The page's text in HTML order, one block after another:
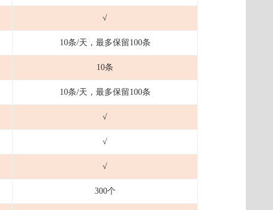
√
10条/天，最多保留100条
10条
10条/天，最多保留100条
√
√
√
300个